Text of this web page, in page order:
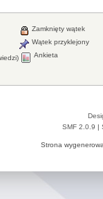
Zamknięty wątek
Wątek przyklejony
Ankieta
SMF 2.0.9 |
Strona